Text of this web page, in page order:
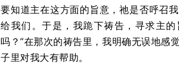
要知道主在这方面的旨意，祂是否呼召
给我们。于是，我跪下祷告，寻求主
吗？”在那次的祷告里，我明确无误地感
子里对我大有帮助。